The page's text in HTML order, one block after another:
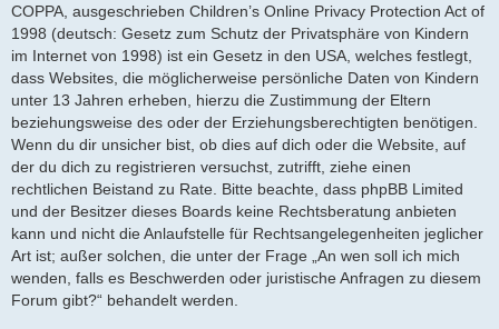
COPPA, ausgeschrieben Children’s Online Privacy Protection Act of
1998 (deutsch: Gesetz zum Schutz der Privatsphäre von Kindern
im Internet von 1998) ist ein Gesetz in den USA, welches festlegt,
dass Websites, die möglicherweise persönliche Daten von Kindern
unter 13 Jahren erheben, hierzu die Zustimmung der Eltern
beziehungsweise des oder der Erziehungsberechtigten benötigen.
Wenn du dir unsicher bist, ob dies auf dich oder die Website, auf
der du dich zu registrieren versuchst, zutrifft, ziehe einen
rechtlichen Beistand zu Rate. Bitte beachte, dass phpBB Limited
und der Besitzer dieses Boards keine Rechtsberatung anbieten
kann und nicht die Anlaufstelle für Rechtsangelegenheiten jeglicher
Art ist; außer solchen, die unter der Frage „An wen soll ich mich
wenden, falls es Beschwerden oder juristische Anfragen zu diesem
Forum gibt?“ behandelt werden.